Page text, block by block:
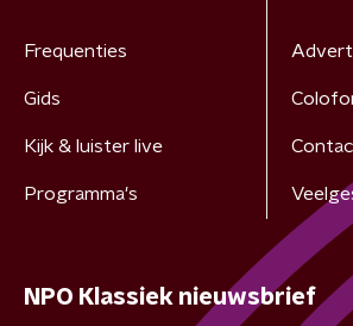
Frequenties
Gids
Kijk & luister live
Programma's
NPO Klassiek nieuwsbrief